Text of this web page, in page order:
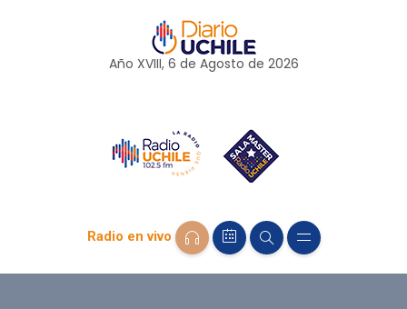
Año XVIII, 6 de Agosto de 2026
Radio en vivo